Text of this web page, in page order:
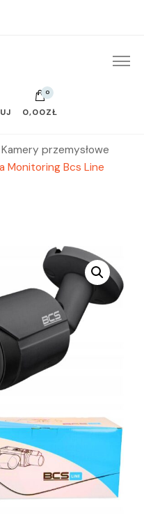
0
0,00ZŁ
Kamery przemysłowe
Monitoring Bcs Line